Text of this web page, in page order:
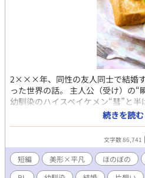
2×××年、同性の友人同士で結婚
った世界の話。 主人公（受け）の“
幼馴染のハイスペイケメン“彗”と
まう。 受けは攻めのことをずっと
が、結婚を機に少しずつ特別な感
形気だるげ系攻め×平凡真面目世
作品もございます。
続きを読む
文字数 86,741
短編 美形×平凡 ほのぼの